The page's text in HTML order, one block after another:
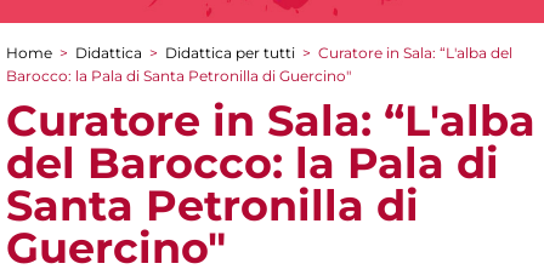
Tu sei qui
Home > Didattica > Didattica per tutti > Curatore in Sala: “L'alba del
Barocco: la Pala di Santa Petronilla di Guercino"
Curatore in Sala: “L'alba
del Barocco: la Pala di
Santa Petronilla di
Guercino"